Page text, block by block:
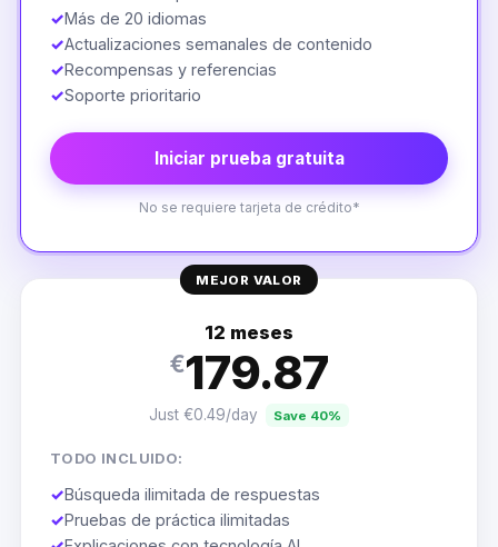
✓Más de 20 idiomas
✓Actualizaciones semanales de contenido
✓Recompensas y referencias
✓Soporte prioritario
Iniciar prueba gratuita
No se requiere tarjeta de crédito*
MEJOR VALOR
12 meses
€179.87
Just €0.49/day Save 40%
TODO INCLUIDO:
✓Búsqueda ilimitada de respuestas
✓Pruebas de práctica ilimitadas